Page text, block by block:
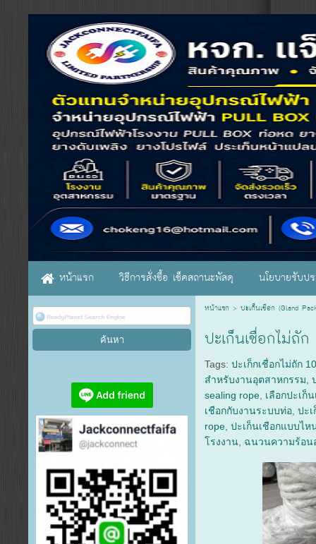
หน้าแรก วิธีการสั่งซื้อ เช็คสถานะพัสดุ นโยบายรับป
หน้าแรก > ปะเก็นเชือก (Gland
ปะเก็นเชื่อกไม่ถั
Tags:ปะเก็กเชื่อกไม่ถัก
สำหรับงานอุตสาหกรรม ,
sealing rope เลือกปะเก็
เชือกกับงานระบบท่อ ,ปะ
rope ,ปะเก็นเชือกแบบไห
โรงงาน ฉนวนความร้อน